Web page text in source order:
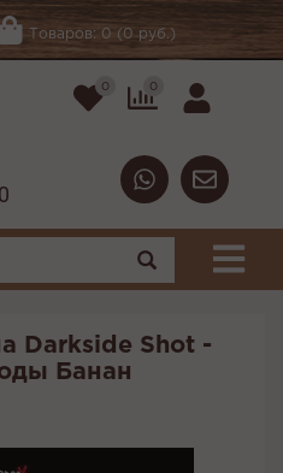
Товаров: 0 (0 руб.)
0 0
Darkside Shot -
Банан